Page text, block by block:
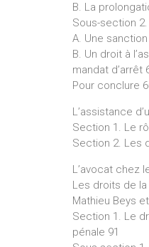
B. La
Sous-section
A. Une
B. Un droit à
mandat d’arrêt
Pour conclure
L’assistance
Section 1. Le
Section 2. Les
L’avocat chez
Les droits de la
Mathieu Beys
Section 1. Le
pénale 91